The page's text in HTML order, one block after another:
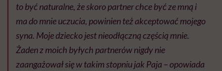
to być naturalne, że skoro partner chce być ze mną i
ma do mnie uczucia, powinien też akceptować mojego
syna. Moje dziecko jest nieodłączną częścią mnie.
Żaden z moich byłych partnerów nigdy nie
zaangażował się w takim stopniu jak Paja –opowiada